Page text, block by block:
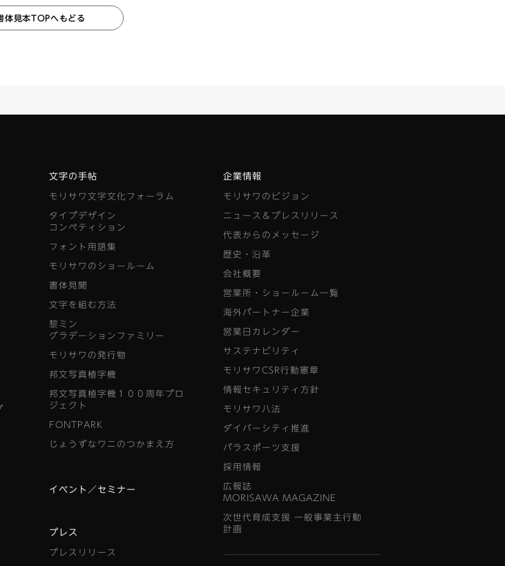
体見本TOPへもどる
文字の手帖
モリサワ文字文化フォーラム
タイプデザイン
コンペティション
フォント用語集
モリサワのショールーム
書体見聞
文字を組む方法
黎ミン
グラデーションファミリー
モリサワの発行物
邦文写真植字機
邦文写真植字機１００周年プロ
ジェクト
FONTPARK
じょうずなワニのつかまえ方
イベント／セミナー
プレス
プレスリリース
企業情報
モリサワのビジョン
ニュース＆プレスリリース
代表からのメッセージ
歴史・沿革
会社概要
営業所・ショールーム一覧
海外パートナー企業
営業日カレンダー
サステナビリティ
モリサワCSR行動憲章
情報セキュリティ方針
モリサワ八法
ダイバーシティ推進
パラスポーツ支援
採用情報
広報誌
MORISAWA MAGAZINE
次世代育成支援 一般事業主行動
計画